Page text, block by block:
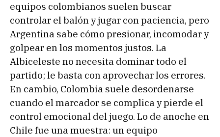
equipos colombianos suelen buscar
controlar el balón y jugar con paciencia, pero
Argentina sabe cómo presionar, incomodar y
golpear en los momentos justos. La
Albiceleste no necesita dominar todo el
partido; le basta con aprovechar los errores.
En cambio, Colombia suele desordenarse
cuando el marcador se complica y pierde el
control emocional del juego. Lo de anoche en
Chile fue una muestra: un equipo